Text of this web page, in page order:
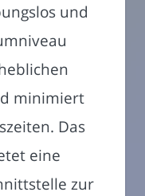
und
minimiert
Das
eine
zur